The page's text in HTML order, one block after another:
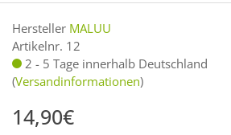
Hersteller MALUU
Artikelnr. 12
2 - 5 Tage innerhalb Deutschland
(Versandinformationen)
14,90€